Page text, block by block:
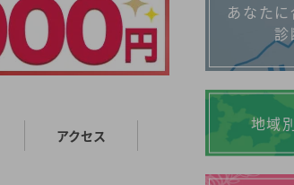
アクセス
あなた
地域